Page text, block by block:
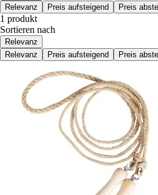
Relevanz
Preis aufsteigend Preis
1 produkt
Sortieren nach
Relevanz
Relevanz
Preis aufsteigend Preis